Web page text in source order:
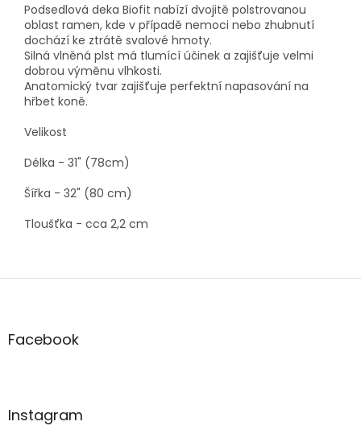
Podsedlová deka Biofit nabízí dvojitě polstrovanou
oblast ramen, kde v případě nemoci nebo zhubnutí
dochází ke ztrátě svalové hmoty.
Silná vlněná plst má tlumící účinek a zajišťuje velmi
dobrou výměnu vlhkosti.
Anatomický tvar zajišťuje perfektní napasování na
hřbet koně.
Velikost
Délka - 31" (78cm)
Šířka - 32" (80 cm)
Tloušťka - cca 2,2 cm
Z
aFacebook
Instagram